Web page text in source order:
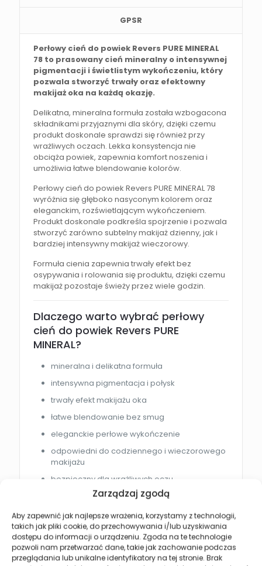
Zarządzaj zgodą
Aby zapewnić jak najlepsze wrażenia, korzystamy z technologii,
takich jak pliki cookie, do przechowywania i/lub uzyskiwania
dostępu do informacji o urządzeniu. Zgoda na te technologie
pozwoli nam przetwarzać dane, takie jak zachowanie podczas
przeglądania lub unikalne identyfikatory na tej stronie. Brak
GPSR
Perłowy cień do powiek Revers PURE MINERAL
78 to prasowany cień mineralny o intensywnej
pigmentacji i świetlistym wykończeniu, który
pozwala stworzyć trwały oraz efektowny
makijaż oka na każdą okazję.
Delikatna, mineralna formuła została wzbogacona
składnikami przyjaznymi dla skóry, dzięki czemu
produkt doskonale sprawdzi się również przy
wrażliwych oczach. Lekka konsystencja nie
obciąża powiek, zapewnia komfort noszenia i
umożliwia łatwe blendowanie kolorów.
Perłowy cień do powiek Revers PURE MINERAL 78
wyróżnia się głęboko nasyconym kolorem oraz
eleganckim, rozświetlającym wykończeniem.
Produkt doskonale podkreśla spojrzenie i pozwala
stworzyć zarówno subtelny makijaż dzienny, jak i
bardziej intensywny makijaż wieczorowy.
Formuła cienia zapewnia trwały efekt bez
osypywania i rolowania się produktu, dzięki czemu
makijaż pozostaje świeży przez wiele godzin.
Dlaczego warto wybrać perłowy
cień do powiek Revers PURE
MINERAL?
mineralna i delikatna formuła
intensywna pigmentacja i połysk
trwały efekt makijażu oka
łatwe blendowanie bez smug
eleganckie perłowe wykończenie
odpowiedni do codziennego i wieczorowego
makijażu
bezpieczny dla wrażliwych oczu
Efekt po zastosowaniu
Cień do powiek Revers zapewnia:
intensywny i trwały kolor